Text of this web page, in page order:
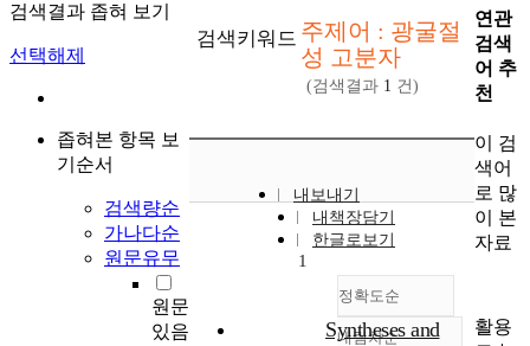
검색결과 좁혀 보기
선택해제
좁혀본 항목 보
기순서
검색량순
가나다순
원문유무
원문
있음
검색키워드 주제어 : 광굴절
성 고분자
(검색결과 1 건)
내보내기
내책장담기
한글로보기
정확도순
내림차순
1
Syntheses and
연관
검색
어 추
천
이 검
색어
로 많
이 본
자료
활용